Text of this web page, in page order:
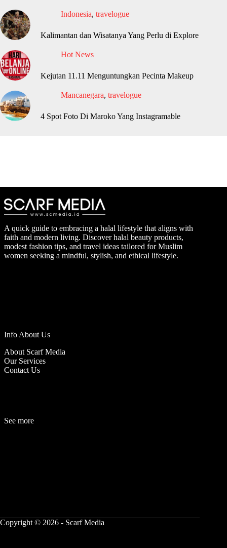
Indonesia, travelogue
Kalimantan dan Wisatanya Yang Perlu di Explore
Hot News
Kejutan 11.11 Menguntungkan Pecinta Makeup
Mancanegara, travelogue
4 Spot Foto Di Maroko Yang Instagramable
A quick guide to embracing a halal lifestyle that aligns with
faith and modern living. Discover halal beauty products,
modest fashion tips, and travel ideas tailored for Muslim
women seeking a mindful, stylish, and ethical lifestyle.
Info About Us
About Scarf Media
Our Services
Contact Us
See more
Copyright © 2026 - Scarf Media